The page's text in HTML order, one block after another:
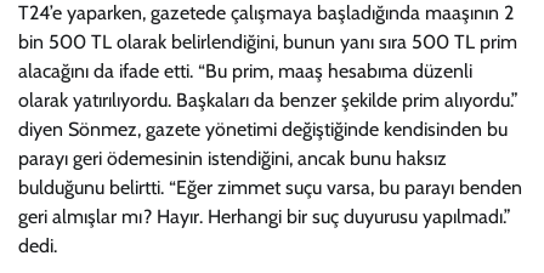
T24’e yaparken, gazetede çalışmaya başladığında maaşının 2
bin 500 TL olarak belirlendiğini, bunun yanı sıra 500 TL prim
alacağını da ifade etti. “Bu prim, maaş hesabıma düzenli
olarak yatırılıyordu. Başkaları da benzer şekilde prim alıyordu.”
diyen Sönmez, gazete yönetimi değiştiğinde kendisinden bu
parayı geri ödemesinin istendiğini, ancak bunu haksız
bulduğunu belirtti. “Eğer zimmet suçu varsa, bu parayı benden
geri almışlar mı? Hayır. Herhangi bir suç duyurusu yapılmadı.”
dedi.